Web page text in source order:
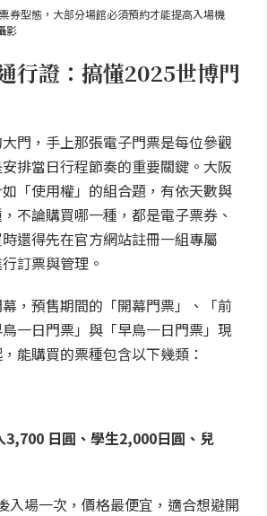
券型態，大部分場館必須預約才能提高入場機
影
行證：搞懂2025世博門
門，手上那張電子門票是每位參觀
排當日行程節奏的重要關鍵。大阪
「使用權」的組合題，有依天數與
不論購買哪一種，都是電子票券、
還得先在官方網站註冊一組專屬
訂票與管理。
，預售期間的「開幕門票」、「前
一日門票」與「早鳥一日門票」現
能購買的票種包含以下幾類：
3,700 日圓、學生2,000日圓、兒
入場一次，價格最便宜，適合想避開